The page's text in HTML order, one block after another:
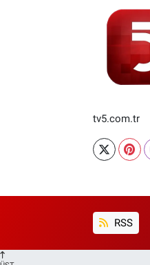
tv5.com.tr
RSS